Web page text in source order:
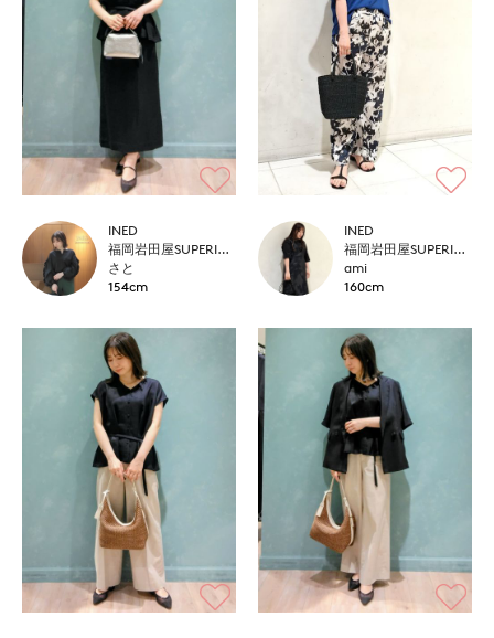
INED
福岡岩田屋SUPERIOR CLOSET
さと
154cm
INED
福岡岩田屋SUPERIOR CLOSET
ami
160cm